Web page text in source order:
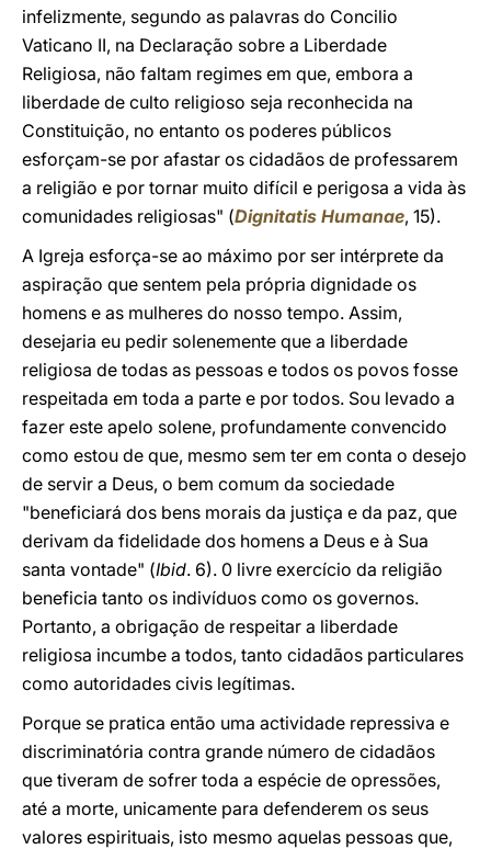
infelizmente, segundo as palavras do Concilio
Vaticano II, na Declaração sobre a Liberdade
Religiosa, não faltam regimes em que, embora a
liberdade de culto religioso seja reconhecida na
Constituição, no entanto os poderes públicos
esforçam-se por afastar os cidadãos de professarem
a religião e por tornar muito difícil e perigosa a vida às
comunidades religiosas" (Dignitatis Humanae, 15).
A Igreja esforça-se ao máximo por ser intérprete da
aspiração que sentem pela própria dignidade os
homens e as mulheres do nosso tempo. Assim,
desejaria eu pedir solenemente que a liberdade
religiosa de todas as pessoas e todos os povos fosse
respeitada em toda a parte e por todos. Sou levado a
fazer este apelo solene, profundamente convencido
como estou de que, mesmo sem ter em conta o desejo
de servir a Deus, o bem comum da sociedade
"beneficiará dos bens morais da justiça e da paz, que
derivam da fidelidade dos homens a Deus e à Sua
santa vontade" (Ibid. 6). 0 livre exercício da religião
beneficia tanto os indivíduos como os governos.
Portanto, a obrigação de respeitar a liberdade
religiosa incumbe a todos, tanto cidadãos particulares
como autoridades civis legítimas.
Porque se pratica então uma actividade repressiva e
discriminatória contra grande número de cidadãos
que tiveram de sofrer toda a espécie de opressões,
até a morte, unicamente para defenderem os seus
valores espirituais, isto mesmo aquelas pessoas que,